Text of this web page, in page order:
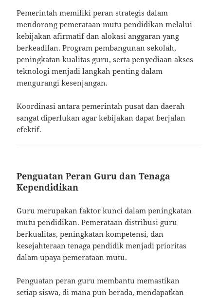
Pemerintah memiliki peran strategis dalam
mendorong pemerataan mutu pendidikan melalui
kebijakan afirmatif dan alokasi anggaran yang
berkeadilan. Program pembangunan sekolah,
peningkatan kualitas guru, serta penyediaan akses
teknologi menjadi langkah penting dalam
mengurangi kesenjangan.
Koordinasi antara pemerintah pusat dan daerah
sangat diperlukan agar kebijakan dapat berjalan
efektif.
Penguatan Peran Guru dan Tenaga
Kependidikan
Guru merupakan faktor kunci dalam peningkatan
mutu pendidikan. Pemerataan distribusi guru
berkualitas, peningkatan kompetensi, dan
kesejahteraan tenaga pendidik menjadi prioritas
dalam upaya pemerataan mutu.
Penguatan peran guru membantu memastikan
setiap siswa, di mana pun berada, mendapatkan